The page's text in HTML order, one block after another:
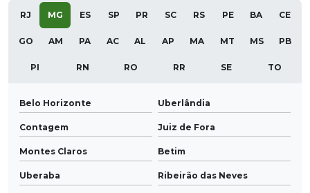
RJ MG ES SP PR SC RS PE BA CE
GO AM PA AC AL AP MA MT MS PB
PI RN RO RR SE TO
Belo Horizonte Uberlândia
Contagem Juiz de Fora
Montes Claros Betim
Uberaba Ribeirão das Neves